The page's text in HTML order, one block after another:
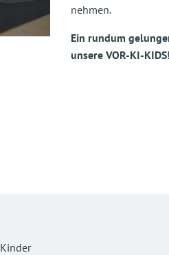
nehmen.
Ein rundum
unsere VOR-KI-KIDS!
Kinder